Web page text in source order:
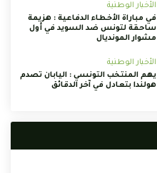
الأخبار الوطنية
في مباراة الأخطاء الدفاعية : هزيمة
ساحقة لتونس ضد السويد في أول
مشوار المونديال
الأخبار الوطنية
يهم المنتخب التونسي : اليابان تصدم
هولندا بتعادل في آخر الدقائق